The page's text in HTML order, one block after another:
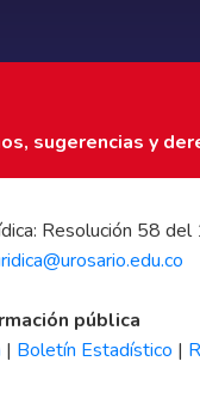
sugerencias y
Resolución 58
pública
| Boletín Estadístico |